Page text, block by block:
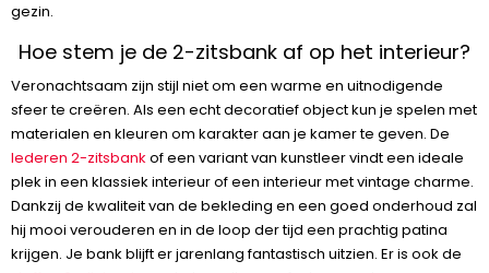
gezin.
Hoe stem je de 2-zitsbank af op het interieur?
Veronachtsaam zijn stijl niet om een warme en uitnodigende
sfeer te creëren. Als een echt decoratief object kun je spelen met
materialen en kleuren om karakter aan je kamer te geven. De
lederen 2-zitsbank of een variant van kunstleer vindt een ideale
plek in een klassiek interieur of een interieur met vintage charme.
Dankzij de kwaliteit van de bekleding en een goed onderhoud zal
hij mooi verouderen en in de loop der tijd een prachtig patina
krijgen. Je bank blijft er jarenlang fantastisch uitzien. Er is ook de